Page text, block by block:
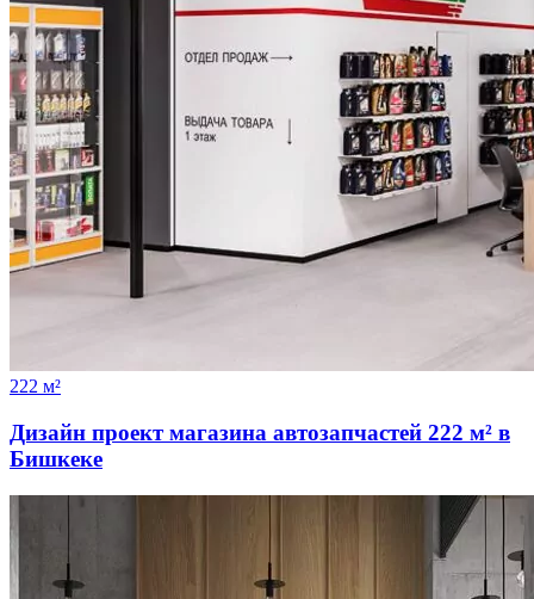
222 м²
Дизайн проект магазина автозапчастей 222 м² в
Бишкеке